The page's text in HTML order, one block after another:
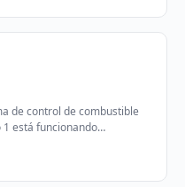
de control de combustible
está funcionando